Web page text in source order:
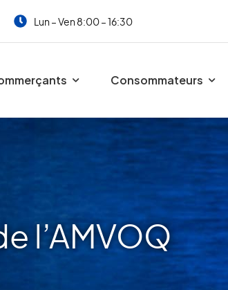
Lun – Ven 8:00 – 16:30
Consommateurs
l’AMVOQ